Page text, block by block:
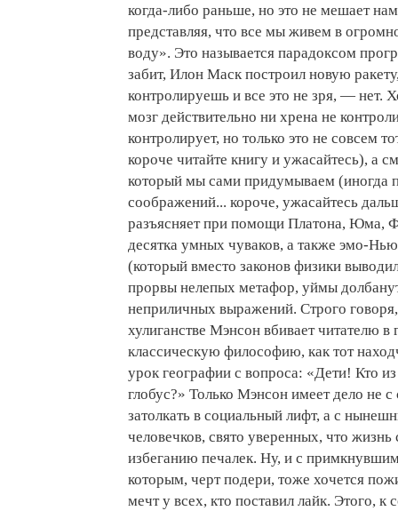
когда-либо раньше, но это не мешает
представляя, что все мы живем в
воду». Это называется парадоксом
забит, Илон Маск построил новую
контролируешь и все это не зря, — нет.
мозг действительно ни хрена не
контролирует, но только это не совсем
короче читайте книгу и ужасайтесь), а
который мы сами придумываем (иногда
соображений... короче, ужасайтесь
разъясняет при помощи Платона, Юма,
десятка умных чуваков, а также эмо-
(который вместо законов физики
прорвы нелепых метафор, уймы
неприличных выражений. Строго
хулиганстве Мэнсон вбивает читателю
классическую философию, как тот
урок географии с вопроса: «Дети! Кто
глобус?» Только Мэнсон имеет дело не
затолкать в социальный лифт, а с
человечков, свято уверенных, что
избеганию печалек. Ну, и с
которым, черт подери, тоже хочется
мечт у всех, кто поставил лайк. Этого,